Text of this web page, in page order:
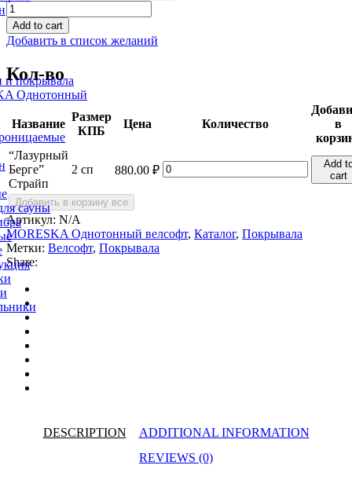
покрывала
Однотонный
сауны
"Лазурный
Берге"
Страйп
quantity
Add to cart
Добавить в список желаний
Кол-во
Название
Размер
КПБ
Цена Количество
в
“Лазурный
Берге”
Страйп
2 сп 880.00 ₽ "Лазурный
Берге"
Add
cart
Добавить в корзину все
Артикул: N/A
MORESKA Однотонный велсофт, Каталог, Покрывала
Метки: Велсофт, Покрывала
Share:
DESCRIPTION
ADDITIONAL INFORMATION
REVIEWS (0)